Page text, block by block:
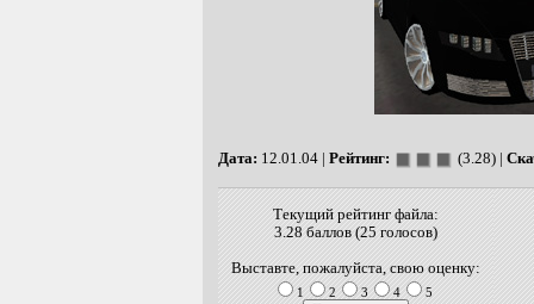
Дата: 12.01.04 | Рейтинг: (3.28) |
Текущий рейтинг файла:
3.28 баллов (25 голосов)
Выставте, пожалуйста, свою оценку:
1 2 3 4 5